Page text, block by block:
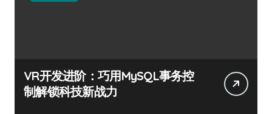
VR开发进阶：巧用MySQL事务控
制解锁科技新战力